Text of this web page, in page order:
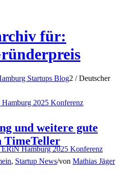
2025 Konferenz
Hamburg 2025 Konferenz
für:
Startups Blog2 / Deutscher
und weitere gute
TimeTeller
, Startup News/von Mathias Jäger